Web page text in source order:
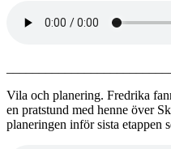
Vila och planering. Fredrika
en pratstund med henne över
planeringen inför sista etappen